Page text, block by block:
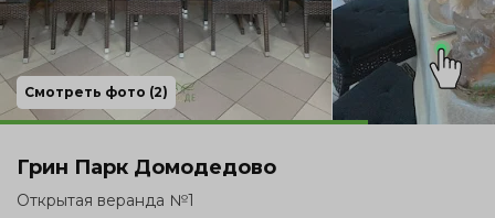
Выпускной
Корпоратив
Смотреть фото (2)
Грин Парк Домодедово
Открытая веранда №1